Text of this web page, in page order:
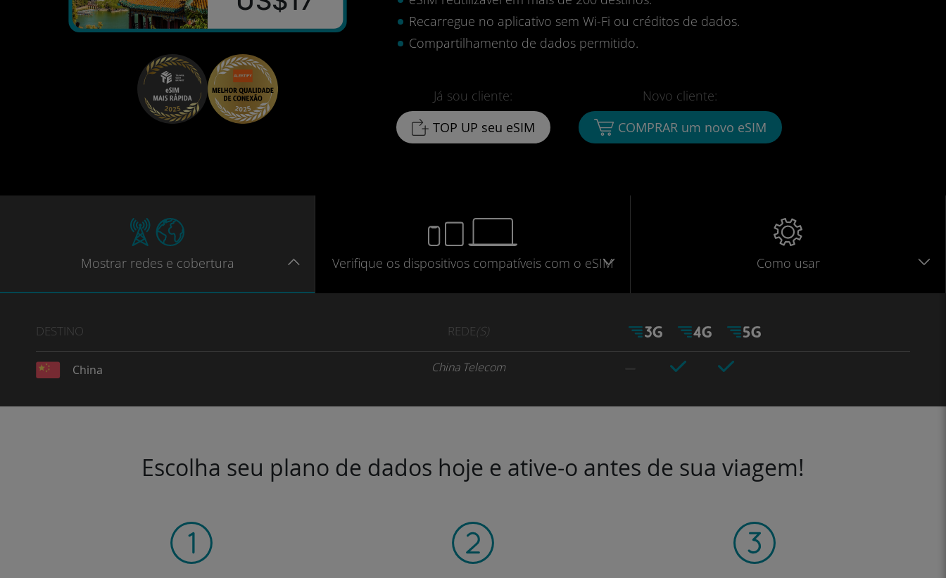
Recarregue no aplicativo sem Wi-Fi ou créditos de dados.
Compartilhamento de dados permitido.
Já sou cliente:
TOP UP seu eSIM
Novo cliente:
COMPRAR um novo eSIM
Mostrar redes e cobertura Verifique os dispositivos compatíveis com o eSIM Como usar
DESTINO REDE(S)
China China Telecom
Escolha seu plano de dados hoje e ative-o antes de sua viagem!